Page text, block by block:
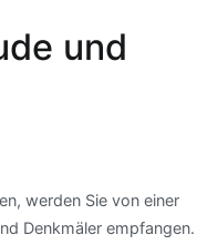
und
werden Sie von einer
Denkmäler empfangen.